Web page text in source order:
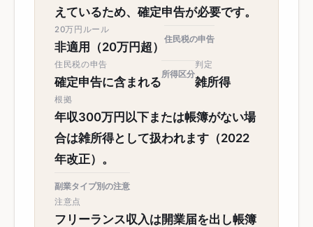
えているため、確定申告が必要です。
20万円ルール
非適用（20万円超）
住民税の申告
住民税の申告
確定申告に含まれる
所得区分
判定
雑所得
根拠
年収300万円以下または帳簿がない場
合は雑所得として扱われます（2022
年改正）。
副業タイプ別の注意
注意点
フリーランス収入は開業届を出し帳簿